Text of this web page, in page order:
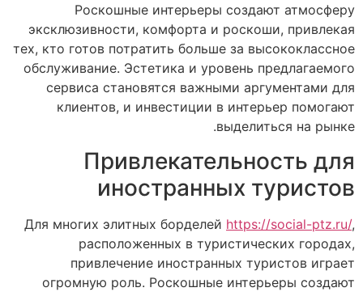
Роскошные интерьеры создают атмосферу
эксклюзивности, комфорта и роскоши, привлекая
тех, кто готов потратить больше за высококлассное
обслуживание. Эстетика и уровень предлагаемого
сервиса становятся важными аргументами для
клиентов, и инвестиции в интерьер помогают
выделиться на рынке.
Привлекательность для
иностранных туристов
Для многих элитных борделей https://social-ptz.ru/,
расположенных в туристических городах,
привлечение иностранных туристов играет
огромную роль. Роскошные интерьеры создают